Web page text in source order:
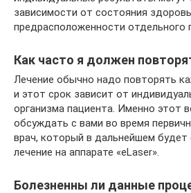
зависимости от состояния
предрасположенности отдельного
Как часто я должен
Лечение обычно надо повторять
и этот срок зависит от
организма пациента. Именно этот
обсуждать с вами во время
врач, который в дальнейшем
лечение на аппарате «eLaser».
Болезненны ли данные